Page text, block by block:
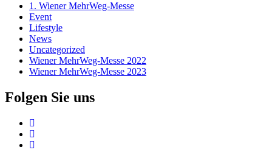
1. Wiener MehrWeg-Messe
Event
Lifestyle
News
Uncategorized
Wiener MehrWeg-Messe 2022
Wiener MehrWeg-Messe 2023
Folgen Sie uns